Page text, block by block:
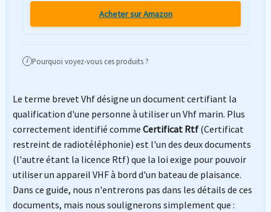
Acheter sur Amazon
i Pourquoi voyez-vous ces produits ?
Le terme brevet Vhf désigne un document certifiant la
qualification d'une personne à utiliser un Vhf marin. Plus
correctement identifié comme Certificat Rtf(Certificat
restreint de radiotéléphonie) est l'un des deux documents
(l'autre étant la licence Rtf) que la loi exige pour pouvoir
utiliser un appareil VHF à bord d'un bateau de plaisance.
Dans ce guide, nous n'entrerons pas dans les détails de ces
documents, mais nous soulignerons simplement que :